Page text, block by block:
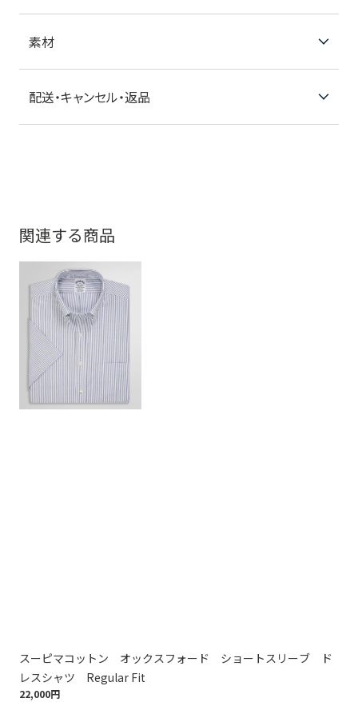
素材
配送・キャンセル・返品
関連する商品
スーピマコットン オックスフォード ショートスリーブ ド
レスシャツ Regular Fit
22,000円